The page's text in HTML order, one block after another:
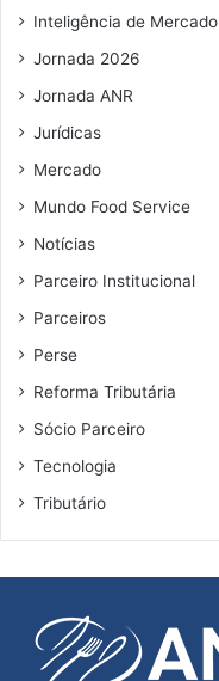
Inteligência de Mercado
Jornada 2026
Jornada ANR
Jurídicas
Mercado
Mundo Food Service
Notícias
Parceiro Institucional
Parceiros
Perse
Reforma Tributária
Sócio Parceiro
Tecnologia
Tributário